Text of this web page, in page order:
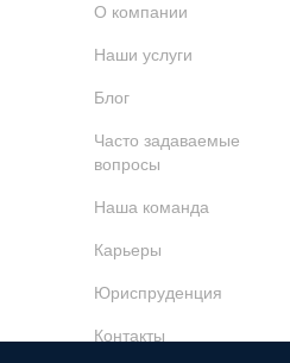
О компании
Наши услуги
Блог
Часто задаваемые
вопросы
Наша команда
Карьеры
Юриспруденция
Контакты